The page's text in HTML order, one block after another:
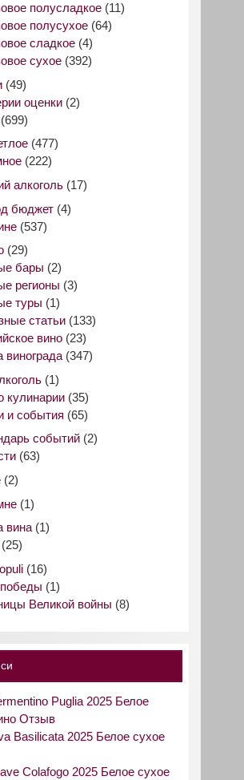
полусладкое (11)
полусухое (64)
сладкое (4)
сухое (392)
(49)
оценки (2)
(699)
(477)
(222)
алкоголь (17)
бюджет (4)
(537)
(29)
бары (2)
регионы (3)
туры (1)
статьи (133)
вино (23)
винограда (347)
(1)
кулинарии (35)
и события (65)
событий (2)
(63)
(2)
(1)
вина (1)
(25)
(16)
(1)
Великой войны (8)
Puglia 2025 Белое
Отзыв
Basilicata 2025 Белое сухое
Colafogo 2025 Белое сухое